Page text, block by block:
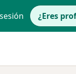
¿Eres